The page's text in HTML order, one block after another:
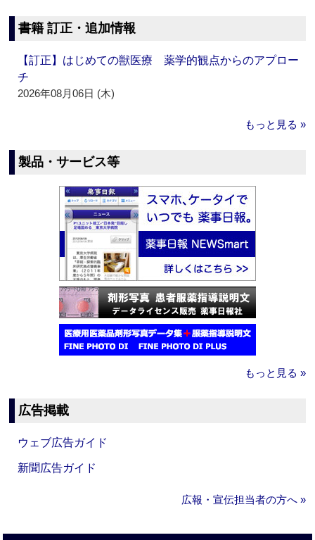
書籍 訂正・追加情報
【訂正】はじめての獣医療 薬学的観点からのアプロー
チ
2026年08月06日 (木)
もっと見る »
製品・サービス等
もっと見る »
広告掲載
ウェブ広告ガイド
新聞広告ガイド
広報・宣伝担当者の方へ »